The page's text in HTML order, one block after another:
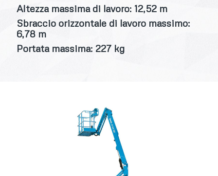
Altezza massima di lavoro: 12,52 m
Sbraccio orizzontale di lavoro massimo:
6,78 m
Portata massima: 227 kg